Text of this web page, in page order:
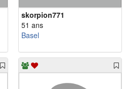
skorpion771
51 ans
Basel